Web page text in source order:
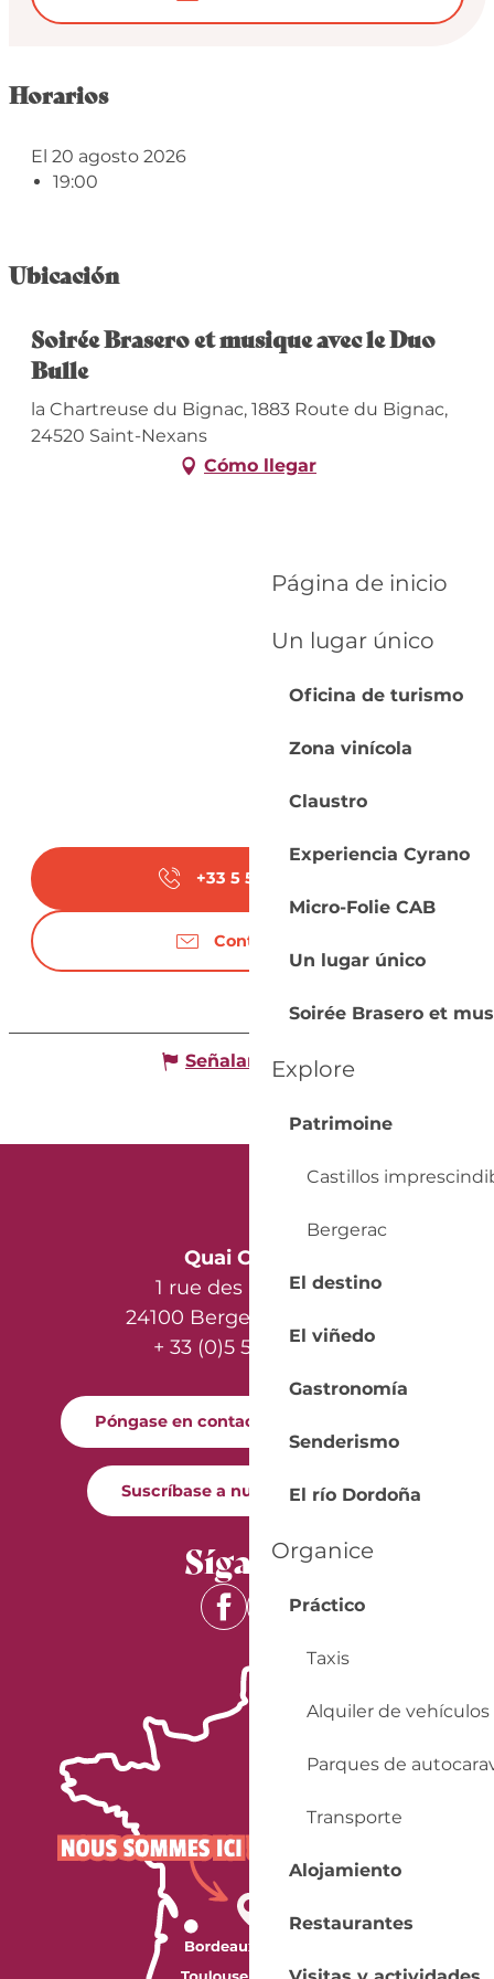
Página de inicio
Un lugar único
Oficina de turismo
Zona vinícola
Claustro
Experiencia Cyrano
Micro-Folie CAB
Un lugar único
Soirée Brasero et
Explore
Patrimoine
Castillos
Bergerac
El destino
El viñedo
Gastronomía
Senderismo
El río Dordoña
Organice
Práctico
Taxis
Alquiler de vehículos
Parques de
Transporte
Alojamiento
Restaurantes
Horarios
El 20 agosto 2026
19:00
Ubicación
Soirée Brasero et musique avec le Duo
Bulle
la Chartreuse du Bignac, 1883 Route du Bignac,
24520 Saint-Nexans
Cómo llegar
+33 5 53 22 12
Contáctenos
Señalar un error
Quai Cyrano
1 rue des Récollets
24100 Bergerac - France
+ 33 (0)5 53 57 03 11
Póngase en contacto con nosotros
Suscríbase a nuestro boletín
Síganos